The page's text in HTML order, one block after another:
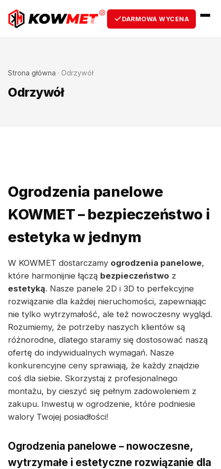
DARMOWA WYCENA
Strona główna · Odrzywół
Odrzywół
Ogrodzenia panelowe
KOWMET – bezpieczeństwo i
estetyka w jednym
W KOWMET dostarczamy ogrodzenia panelowe,
które harmonijnie łączą bezpieczeństwo z
estetyką. Nasze panele 2D i 3D to perfekcyjne
rozwiązanie dla każdej nieruchomości, zapewniając
nie tylko wytrzymałość, ale też nowoczesny wygląd.
Rozumiemy, że potrzeby naszych klientów są
różnorodne, dlatego staramy się dostosować naszą
ofertę do indywidualnych wymagań. Nasze
konkurencyjne ceny sprawiają, że każdy znajdzie
coś dla siebie. Skorzystaj z profesjonalnego
montażu, by cieszyć się pełnym zadowoleniem z
zakupu. Inwestuj w ogrodzenie, które podniesie
walory Twojej posiadłości!
Ogrodzenia panelowe – nowoczesne,
wytrzymałe i estetyczne rozwiązanie dla